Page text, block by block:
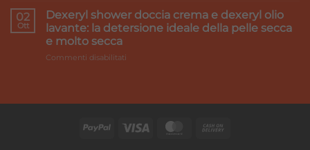
NASALI:
Perché
è
02
Ott
Dexeryl shower doccia crema e dexeryl olio
lavante: la detersione ideale della pelle secca
e molto secca
Commenti disabilitati
crema
dexeryl